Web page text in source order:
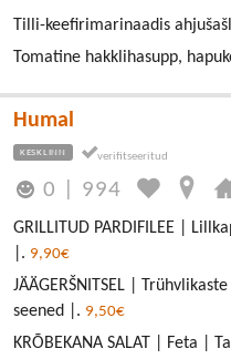
Tilli-keefirimarinaadis
Tomatine hakklihasupp,
Humal
KESKLINN
0 994
GRILLITUD PARDIFILEE |
|. 9,90€
JÄÄGERŠNITSEL |
seened |. 9,50€
KRÕBEKANA SALAT | Feta |